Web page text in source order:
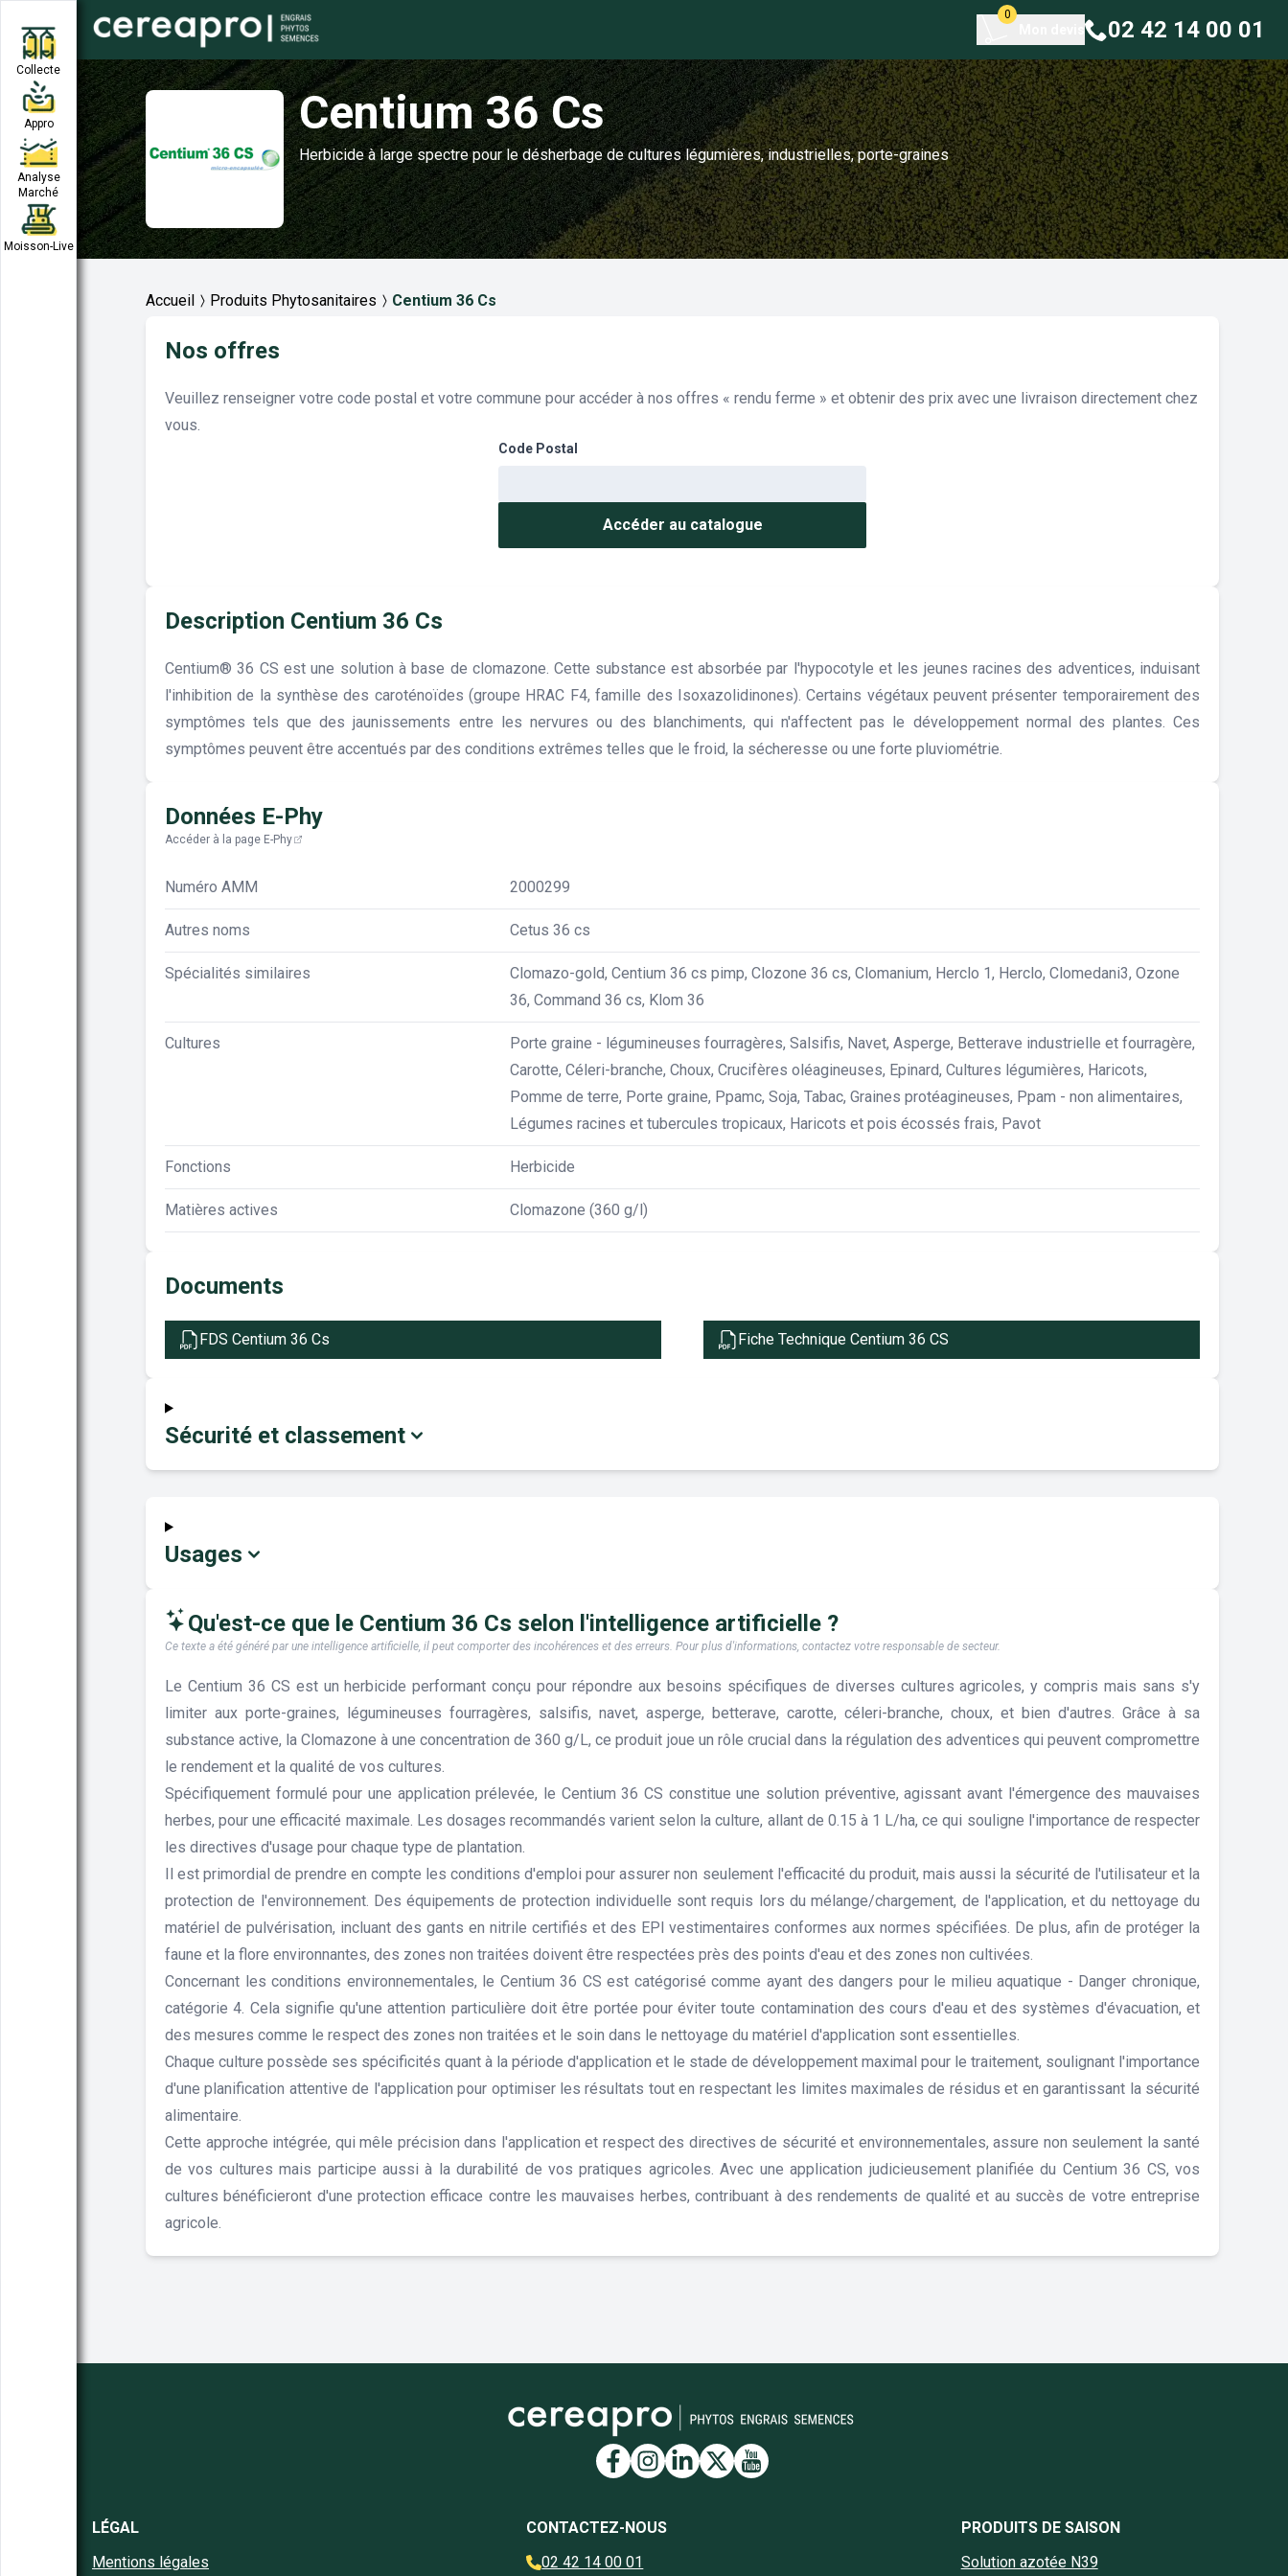
Collecte
Appro
Analyse
Marché
Moisson-Live
0
02 42 14 00 01
Centium 36 Cs
Herbicide à large spectre pour le désherbage de cultures légumières, industrielles, porte-graines
Accueil Produits Phytosanitaires Centium 36 Cs
Nos offres
Veuillez renseigner votre code postal et votre commune pour accéder à nos offres « rendu ferme » et obtenir des prix avec une livraison directement chez
vous.
Code Postal
Accéder au catalogue
Description Centium 36 Cs
Centium® 36 CS est une solution à base de clomazone. Cette substance est absorbée par l'hypocotyle et les jeunes racines des adventices, induisant
l'inhibition de la synthèse des caroténoïdes (groupe HRAC F4, famille des Isoxazolidinones). Certains végétaux peuvent présenter temporairement des
symptômes tels que des jaunissements entre les nervures ou des blanchiments, qui n'affectent pas le développement normal des plantes. Ces
symptômes peuvent être accentués par des conditions extrêmes telles que le froid, la sécheresse ou une forte pluviométrie.
Données E-Phy
Accéder à la page E-Phy
Numéro AMM 2000299
Autres noms Cetus 36 cs
Spécialités similaires
Clomazo-gold, Centium 36 cs pimp, Clozone 36 cs, Clomanium, Herclo 1, Herclo, Clomedani3, Ozone
36, Command 36 cs, Klom 36
Cultures
Porte graine - légumineuses fourragères, Salsifis, Navet, Asperge, Betterave industrielle et fourragère,
Carotte, Céleri-branche, Choux, Crucifères oléagineuses, Epinard, Cultures légumières, Haricots,
Pomme de terre, Porte graine, Ppamc, Soja, Tabac, Graines protéagineuses, Ppam - non alimentaires,
Légumes racines et tubercules tropicaux, Haricots et pois écossés frais, Pavot
Fonctions Herbicide
Matières actives Clomazone (360 g/l)
Documents
FDS Centium 36 Cs Fiche Technique Centium 36 CS
Sécurité et classement
Usages
Qu'est-ce que le Centium 36 Cs selon l'intelligence artificielle ?
Ce texte a été généré par une intelligence artificielle, il peut comporter des incohérences et des erreurs. Pour plus d'informations, contactez votre responsable de secteur.
Le Centium 36 CS est un herbicide performant conçu pour répondre aux besoins spécifiques de diverses cultures agricoles, y compris mais sans s'y
limiter aux porte-graines, légumineuses fourragères, salsifis, navet, asperge, betterave, carotte, céleri-branche, choux, et bien d'autres. Grâce à sa
substance active, la Clomazone à une concentration de 360 g/L, ce produit joue un rôle crucial dans la régulation des adventices qui peuvent compromettre
le rendement et la qualité de vos cultures.
Spécifiquement formulé pour une application prélevée, le Centium 36 CS constitue une solution préventive, agissant avant l'émergence des mauvaises
herbes, pour une efficacité maximale. Les dosages recommandés varient selon la culture, allant de 0.15 à 1 L/ha, ce qui souligne l'importance de respecter
les directives d'usage pour chaque type de plantation.
Il est primordial de prendre en compte les conditions d'emploi pour assurer non seulement l'efficacité du produit, mais aussi la sécurité de l'utilisateur et la
protection de l'environnement. Des équipements de protection individuelle sont requis lors du mélange/chargement, de l'application, et du nettoyage du
matériel de pulvérisation, incluant des gants en nitrile certifiés et des EPI vestimentaires conformes aux normes spécifiées. De plus, afin de protéger la
faune et la flore environnantes, des zones non traitées doivent être respectées près des points d'eau et des zones non cultivées.
Concernant les conditions environnementales, le Centium 36 CS est catégorisé comme ayant des dangers pour le milieu aquatique - Danger chronique,
catégorie 4. Cela signifie qu'une attention particulière doit être portée pour éviter toute contamination des cours d'eau et des systèmes d'évacuation, et
des mesures comme le respect des zones non traitées et le soin dans le nettoyage du matériel d'application sont essentielles.
Chaque culture possède ses spécificités quant à la période d'application et le stade de développement maximal pour le traitement, soulignant l'importance
d'une planification attentive de l'application pour optimiser les résultats tout en respectant les limites maximales de résidus et en garantissant la sécurité
alimentaire.
Cette approche intégrée, qui mêle précision dans l'application et respect des directives de sécurité et environnementales, assure non seulement la santé
de vos cultures mais participe aussi à la durabilité de vos pratiques agricoles. Avec une application judicieusement planifiée du Centium 36 CS, vos
cultures bénéficieront d'une protection efficace contre les mauvaises herbes, contribuant à des rendements de qualité et au succès de votre entreprise
agricole.
Lien vers la page Facebook Cereapro
Lien vers la page Instagram Cereapro
Lien vers la page Linkedin Cereapro
Lien vers la page Twitter Cereapro
Lien vers la chaine YouTube Cereapro
LÉGAL
Mentions légales
CONTACTEZ-NOUS
02 42 14 00 01
PRODUITS DE SAISON
Solution azotée N39